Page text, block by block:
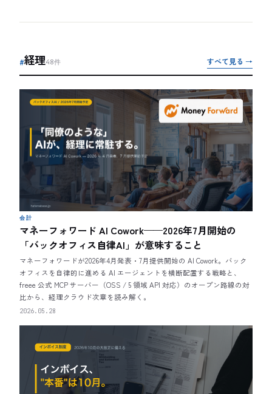
#経理48件 すべて見る →
会計
マネーフォワード AI Cowork——2026年7月開始の
「バックオフィス自律AI」が意味すること
マネーフォワードが2026年4月発表・7月提供開始の AI Cowork。バック
オフィスを自律的に進める AI エージェントを横断配置する戦略と、
freee 公式 MCP サーバー（OSS / 5 領域 API 対応）のオープン路線の対
比から、経理クラウド次章を読み解く。
2026.05.28